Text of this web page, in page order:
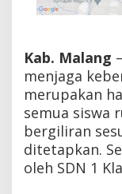
Kab. Malang
menjaga
merupakan
semua siswa
bergiliran
ditetapkan.
oleh SDN 1